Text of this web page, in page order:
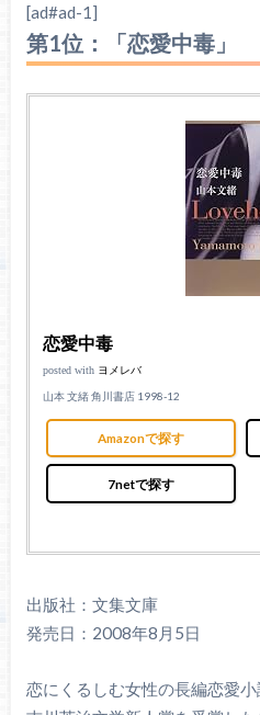
[ad#ad-1]
第1位：「恋愛中毒」
恋愛中毒
posted with ヨメレバ
山本 文緒 角川書店 1998-12
Amazonで探す
7netで探す
出版社：文集文庫
発売日：2008年8月5日
恋にくるしむ女性の長編恋愛小